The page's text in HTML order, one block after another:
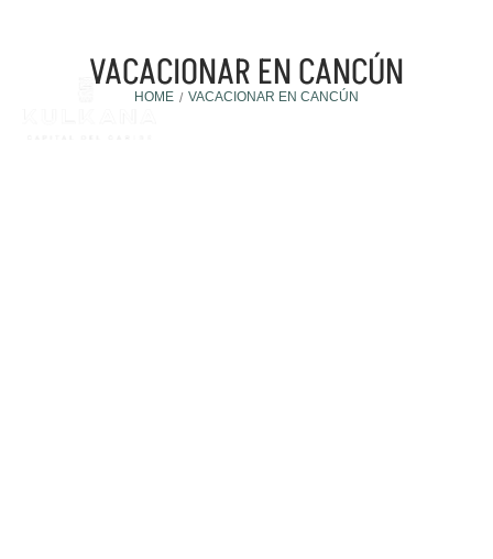
VACACIONAR EN CANCÚN
HOME / VACACIONAR EN CANCÚN